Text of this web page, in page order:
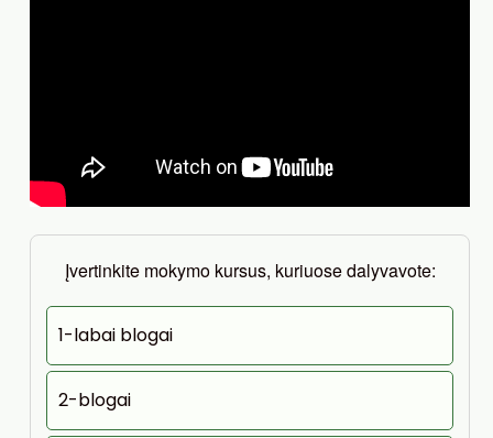
Įvertinkite mokymo kursus, kuriuose dalyvavote:
1-labai blogai
2-blogai